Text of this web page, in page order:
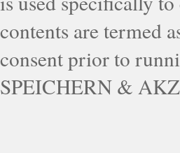
contents are termed
consent prior to
SPEICHERN &